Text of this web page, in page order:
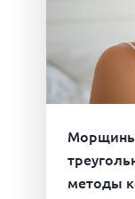
Морщины
методы